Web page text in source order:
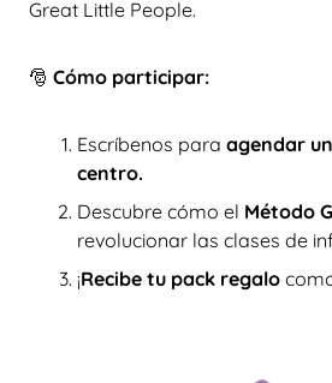
Great Little People.
🎅 Cómo participar:
Escríbenos para agendar
centro.
Descubre cómo el Método
revolucionar las clases de
¡Recibe tu pack regalo